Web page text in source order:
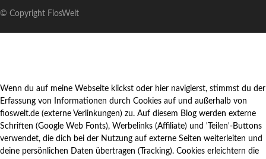
© Copyright FiosWelt
Wenn du auf meine Webseite klickst oder hier navigierst, stimmst du der
Erfassung von Informationen durch Cookies auf und außerhalb von
fioswelt.de (externe Verlinkungen) zu. Auf diesem Blog werden externe
Schriften (Google Web Fonts), Werbelinks (Affiliate) und 'Teilen'-Buttons
verwendet, die dich bei der Nutzung auf externe Seiten weiterleiten und
deine persönlichen Daten übertragen (Tracking). Cookies erleichtern die